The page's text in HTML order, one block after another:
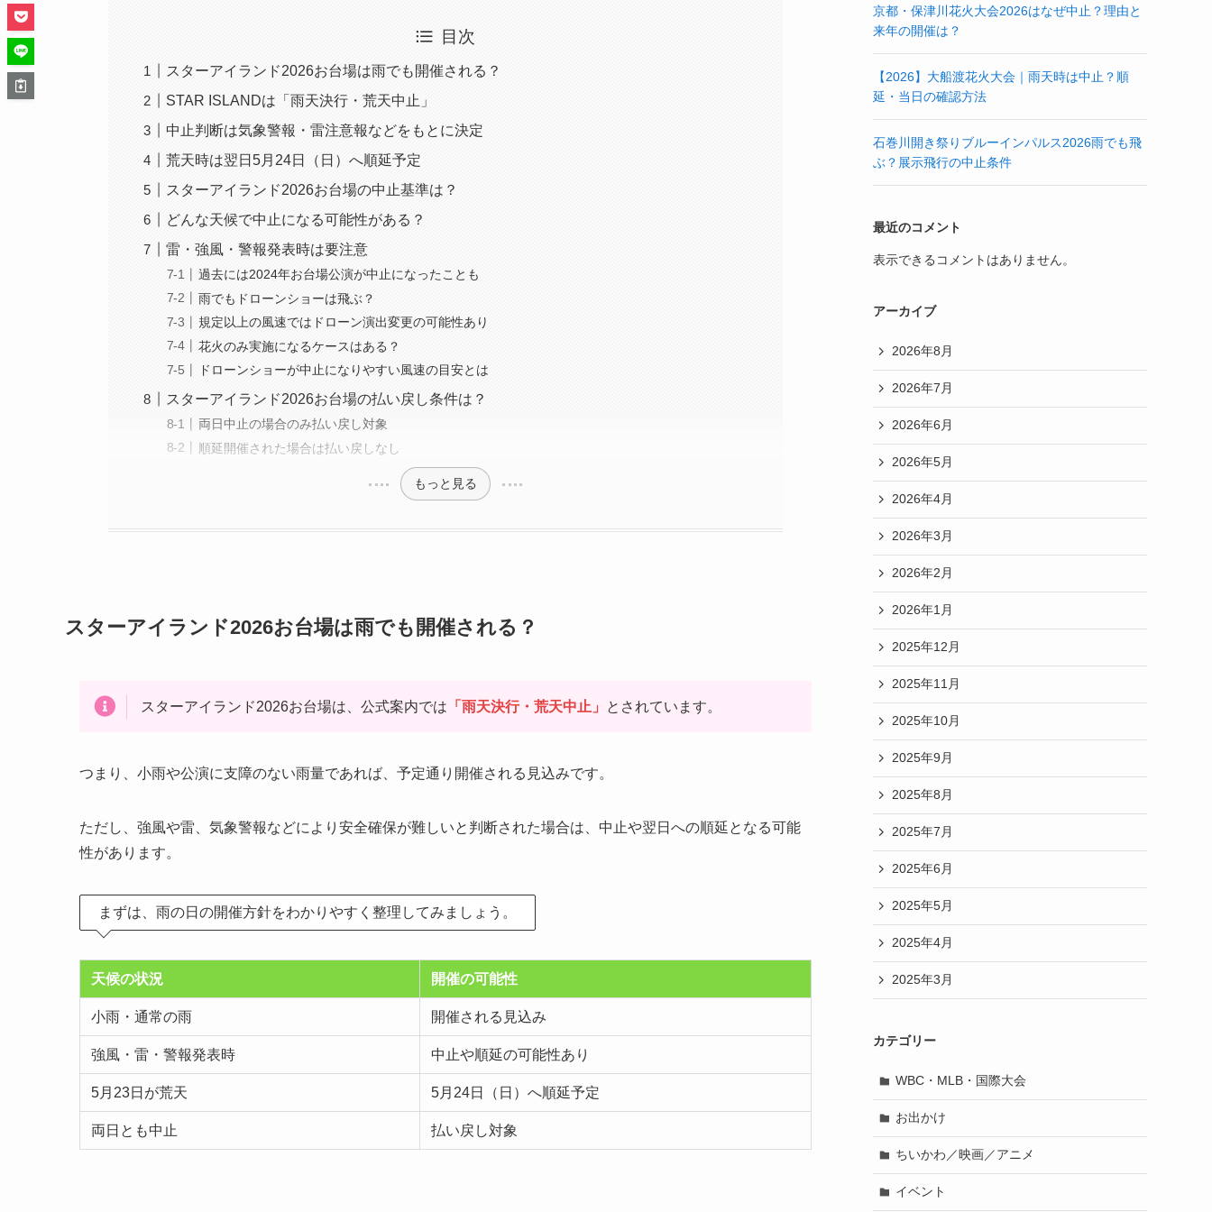
目次
スターアイランド2026お台場は雨でも開催される？
STAR ISLANDは「雨天決行・荒天中止」
中止判断は気象警報・雷注意報などをもとに決定
荒天時は翌日5月24日（日）へ順延予定
スターアイランド2026お台場の中止基準は？
どんな天候で中止になる可能性がある？
雷・強風・警報発表時は要注意
過去には2024年お台場公演が中止になったことも
雨でもドローンショーは飛ぶ？
規定以上の風速ではドローン演出変更の可能性あり
花火のみ実施になるケースはある？
ドローンショーが中止になりやすい風速の目安とは
スターアイランド2026お台場の払い戻し条件は？
両日中止の場合のみ払い戻し対象
順延開催された場合は払い戻しなし
もっと見る
スターアイランド2026お台場は雨でも開催される？
スターアイランド2026お台場は、公式案内では 「雨天決行・荒天中止」 とされています。
つまり、小雨や公演に支障のない雨量であれば、予定通り開催される見込みです。
ただし、強風や雷、気象警報などにより安全確保が難しいと判断された場合は、中止や翌日への順延となる可能
性があります。
まずは、雨の日の開催方針をわかりやすく整理してみましょう。
天候の状況 開催の可能性
小雨・通常の雨 開催される見込み
強風・雷・警報発表時 中止や順延の可能性あり
5月23日が荒天 5月24日（日）へ順延予定
両日とも中止 払い戻し対象
京都・保津川花火大会2026はなぜ中止？理由と
来年の開催は？
【2026】大船渡花火大会｜雨天時は中止？順
延・当日の確認方法
石巻川開き祭りブルーインパルス2026雨でも飛
ぶ？展示飛行の中止条件
最近のコメント
表示できるコメントはありません。
アーカイブ
2026年8月
2026年7月
2026年6月
2026年5月
2026年4月
2026年3月
2026年2月
2026年1月
2025年12月
2025年11月
2025年10月
2025年9月
2025年8月
2025年7月
2025年6月
2025年5月
2025年4月
2025年3月
カテゴリー
WBC・MLB・国際大会
お出かけ
ちいかわ／映画／アニメ
イベント